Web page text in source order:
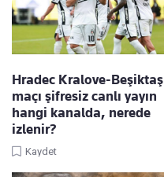
Hradec Kralove-Beşiktaş
maçı şifresiz canlı yayın
hangi kanalda, nerede
izlenir?
Kaydet